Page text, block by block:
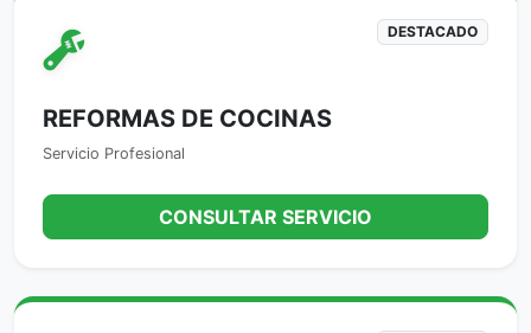
DESTACADO
REFORMAS DE COCINAS
Servicio Profesional
CONSULTAR SERVICIO